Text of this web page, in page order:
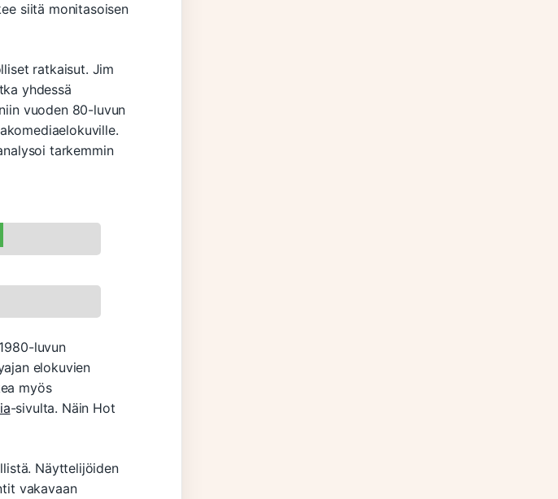
siitä monitasoisen
ratkaisut. Jim
yhdessä
vuoden 80-luvun
tarkemmin
luvun
elokuvien
myös
-sivulta. Näin Hot
Näyttelijöiden
vakavaan